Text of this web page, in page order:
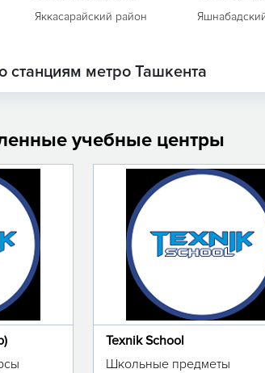
Яккасарайский район
станциям метро Ташкента
учебные центры
Texnik School
Школьные предметы